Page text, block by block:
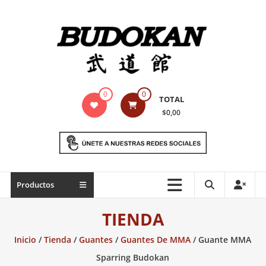
Indumentaria
marciales
Todo
necesario
de
0 0 TOTAL
$0,00
Productos
TIENDA
Inicio /Tienda /Guantes /Guantes De MMA / Guante MMA
Sparring Budokan